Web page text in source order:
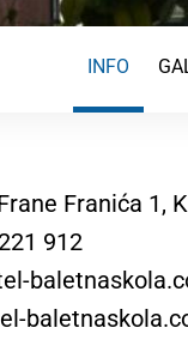
INFO
Franića 1,
912